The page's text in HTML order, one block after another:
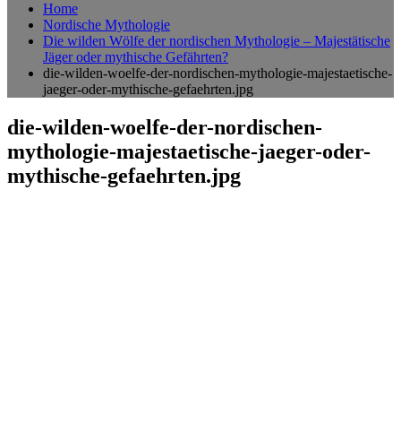
Home
Nordische Mythologie
Die wilden Wölfe der nordischen Mythologie – Majestätische
Jäger oder mythische Gefährten?
die-wilden-woelfe-der-nordischen-mythologie-majestaetische-
jaeger-oder-mythische-gefaehrten.jpg
die-wilden-woelfe-der-nordischen-
mythologie-majestaetische-jaeger-oder-
mythische-gefaehrten.jpg